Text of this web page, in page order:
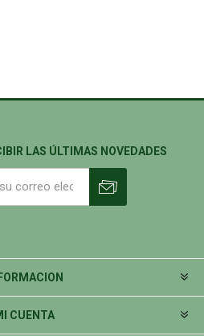
LAS ÚLTIMAS NOVEDADES
CUENTA